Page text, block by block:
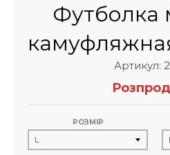
Футболка
Артикул:
РОЗМІР